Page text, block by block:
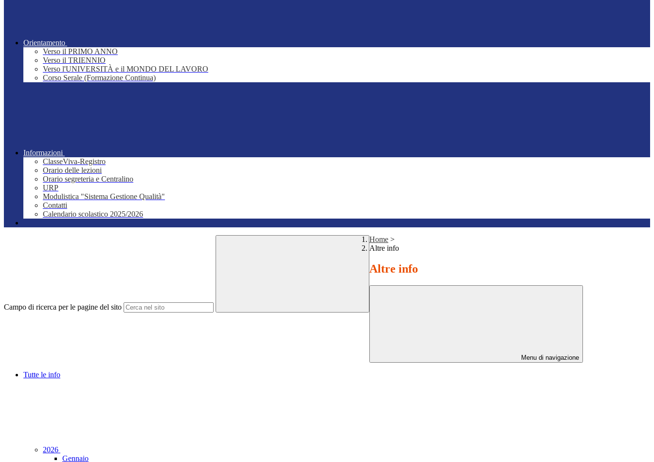
Orientamento
Verso il PRIMO ANNO
Verso il TRIENNIO
Verso l'UNIVERSITÀ e il MONDO DEL LAVORO
Corso Serale (Formazione Continua)
Informazioni
ClasseViva-Registro
Orario delle lezioni
Orario segreteria e Centralino
URP
Modulistica "Sistema Gestione Qualità"
Contatti
Calendario scolastico 2025/2026
Campo di ricerca per le pagine del sito
Home >
Altre info
Altre info
Menu di navigazione
Tutte le info
2026
Gennaio